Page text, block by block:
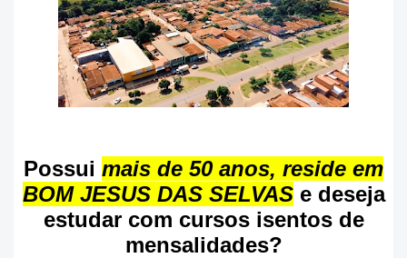
Possui mais de 50 anos, reside em
BOM JESUS DAS SELVASe deseja
estudar com cursos isentos de
mensalidades?